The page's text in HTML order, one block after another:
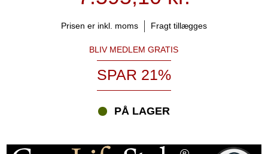
Prisen er inkl. moms Fragt tillægges
BLIV MEDLEM GRATIS
SPAR 21%
PÅ LAGER